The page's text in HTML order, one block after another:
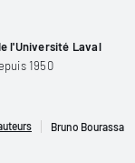
l'Université Laval
1950
Bruno Bourassa